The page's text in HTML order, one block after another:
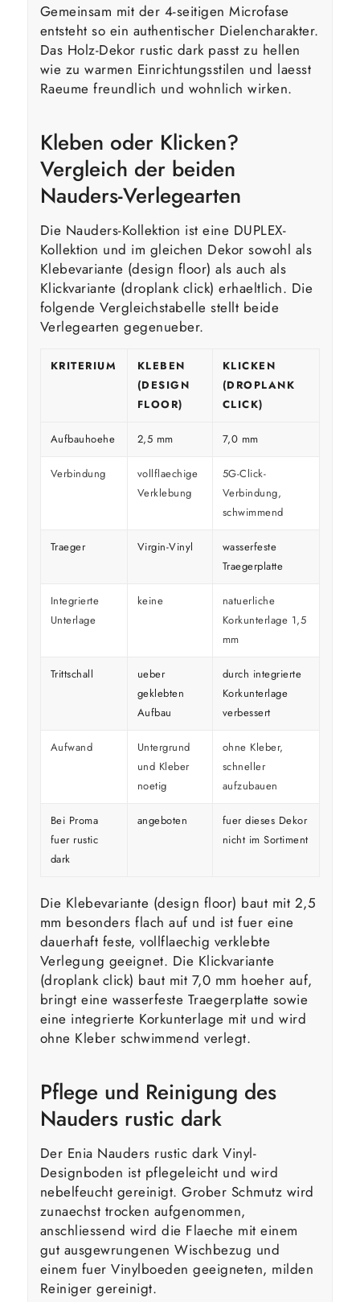
Gemeinsam mit der 4-seitigen Microfase
entsteht so ein authentischer Dielencharakter.
Das Holz-Dekor rustic dark passt zu hellen
wie zu warmen Einrichtungsstilen und laesst
Raeume freundlich und wohnlich wirken.
Kleben oder Klicken?
Vergleich der beiden
Nauders-Verlegearten
Die Nauders-Kollektion ist eine DUPLEX-
Kollektion und im gleichen Dekor sowohl als
Klebevariante (design floor) als auch als
Klickvariante (droplank click) erhaeltlich. Die
folgende Vergleichstabelle stellt beide
Verlegearten gegenueber.
KRITERIUM
KLEBEN
(DESIGN
FLOOR)
KLICKEN
(DROPLANK
CLICK)
Aufbauhoehe 2,5 mm 7,0 mm
Verbindung
vollflaechige
Verklebung
5G-Click-
Verbindung,
schwimmend
Traeger Virgin-Vinyl
wasserfeste
Traegerplatte
Integrierte
Unterlage
keine
natuerliche
Korkunterlage 1,5
mm
Trittschall
ueber
geklebten
Aufbau
durch integrierte
Korkunterlage
verbessert
Aufwand
Untergrund
und Kleber
noetig
ohne Kleber,
schneller
aufzubauen
Bei Proma
fuer rustic
dark
angeboten
fuer dieses Dekor
nicht im Sortiment
Die Klebevariante (design floor) baut mit 2,5
mm besonders flach auf und ist fuer eine
dauerhaft feste, vollflaechig verklebte
Verlegung geeignet. Die Klickvariante
(droplank click) baut mit 7,0 mm hoeher auf,
bringt eine wasserfeste Traegerplatte sowie
eine integrierte Korkunterlage mit und wird
ohne Kleber schwimmend verlegt.
Pflege und Reinigung des
Nauders rustic dark
Der Enia Nauders rustic dark Vinyl-
Designboden ist pflegeleicht und wird
nebelfeucht gereinigt. Grober Schmutz wird
zunaechst trocken aufgenommen,
anschliessend wird die Flaeche mit einem
gut ausgewrungenen Wischbezug und
einem fuer Vinylboeden geeigneten, milden
Reiniger gereinigt.